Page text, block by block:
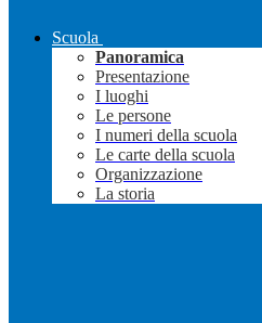
Scuola
Panoramica
Presentazione
I luoghi
Le persone
I numeri della scuola
Le carte della scuola
Organizzazione
La storia